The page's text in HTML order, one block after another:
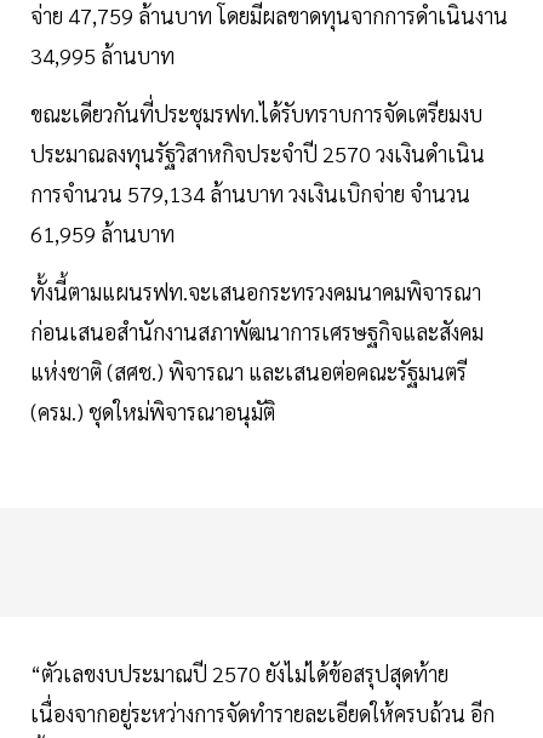
จ่าย 47,759 ล้านบาท โดยมีผลขาดทุนจากการดำเนินงาน
34,995 ล้านบาท
ขณะเดียวกันที่ประชุมรฟท.ได้รับทราบการจัดเตรียมงบ
ประมาณลงทุนรัฐวิสาหกิจประจำปี 2570 วงเงินดำเนิน
การจำนวน 579,134 ล้านบาท วงเงินเบิกจ่าย จำนวน
61,959 ล้านบาท
ทั้งนี้ตามแผนรฟท.จะเสนอกระทรวงคมนาคมพิจารณา
ก่อนเสนอสำนักงานสภาพัฒนาการเศรษฐกิจและสังคม
แห่งชาติ (สศช.) พิจารณา และเสนอต่อคณะรัฐมนตรี
(ครม.) ชุดใหม่พิจารณาอนุมัติ
“ตัวเลขงบประมาณปี 2570 ยังไม่ได้ข้อสรุปสุดท้าย
เนื่องจากอยู่ระหว่างการจัดทำรายละเอียดให้ครบถ้วน อีก